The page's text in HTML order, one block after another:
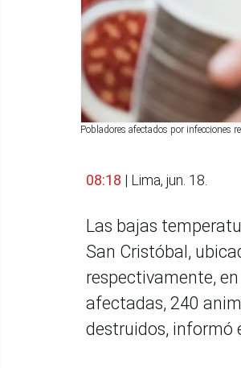
Pobladores afectados por infecciones
08:18 | Lima, jun. 18.
Las bajas
San Cristóbal,
respectivamente,
afectadas, 240
destruidos, informó